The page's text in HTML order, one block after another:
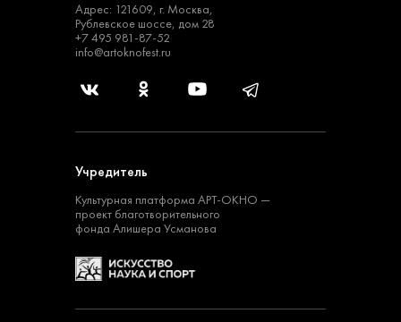
Адрес: 121609, г. Москва,
Рублевское шоссе, дом 28
+7 495 981-87-52
info@artoknofest.ru
Учредитель
Культурная платформа АРТ-ОКНО —
проект благотворительного
фонда Алишера Усманова